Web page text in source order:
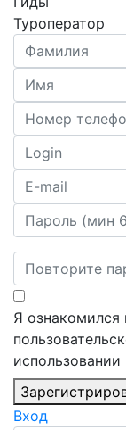
Туроператор
Я ознакомился
Вход